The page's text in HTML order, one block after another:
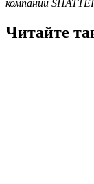
компании
Читайте